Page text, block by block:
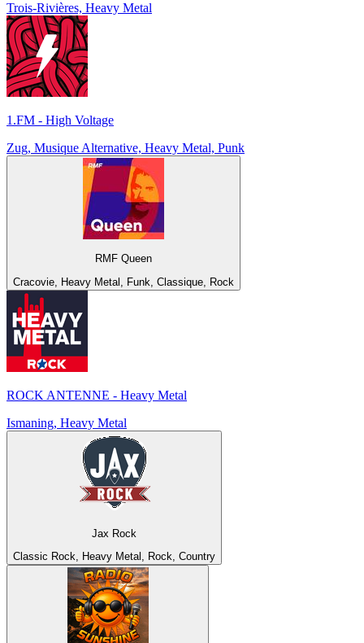
Trois-Rivières, Heavy Metal
1.FM - High Voltage
Zug, Musique Alternative, Heavy Metal, Punk
RMF Queen
Cracovie, Heavy Metal, Funk, Classique, Rock
ROCK ANTENNE - Heavy Metal
Ismaning, Heavy Metal
Jax Rock
Classic Rock, Heavy Metal, Rock, Country